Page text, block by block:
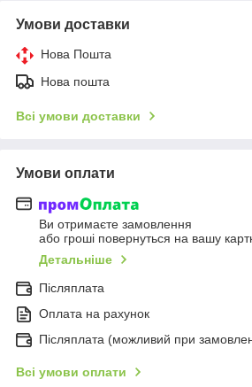
Умови доставки
Нова Пошта
Нова пошта
Всі умови доставки
Умови оплати
Ви отримаєте замовлення
або гроші повернуться на вашу
Детальніше
Післяплата
Оплата на рахунок
Післяплата (можливий при
Всі умови оплати